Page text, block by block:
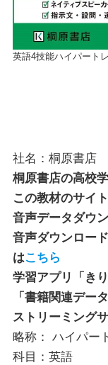
英語4技能ハイパート
社名：桐原書店
桐原書店の高校
この教材のサイ
音声データダウ
音声ダウンロー
はこちら
学習アプリ「き
「書籍関連デー
ストリーミング
略称： ハイパー
科目：英語